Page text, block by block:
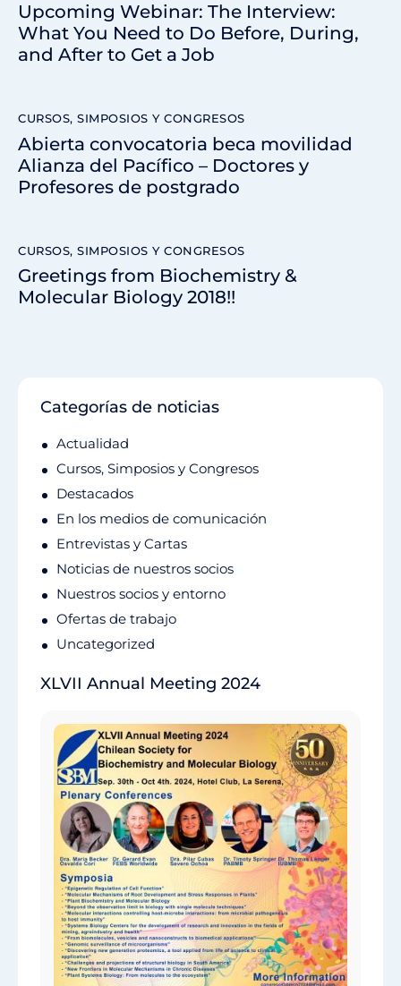
Upcoming Webinar: The Interview:
What You Need to Do Before, During,
and After to Get a Job
CURSOS, SIMPOSIOS Y CONGRESOS
Abierta convocatoria beca movilidad
Alianza del Pacífico – Doctores y
Profesores de postgrado
CURSOS, SIMPOSIOS Y CONGRESOS
Greetings from Biochemistry &
Molecular Biology 2018!!
Categorías de noticias
Actualidad
Cursos, Simposios y Congresos
Destacados
En los medios de comunicación
Entrevistas y Cartas
Noticias de nuestros socios
Nuestros socios y entorno
Ofertas de trabajo
Uncategorized
XLVII Annual Meeting 2024